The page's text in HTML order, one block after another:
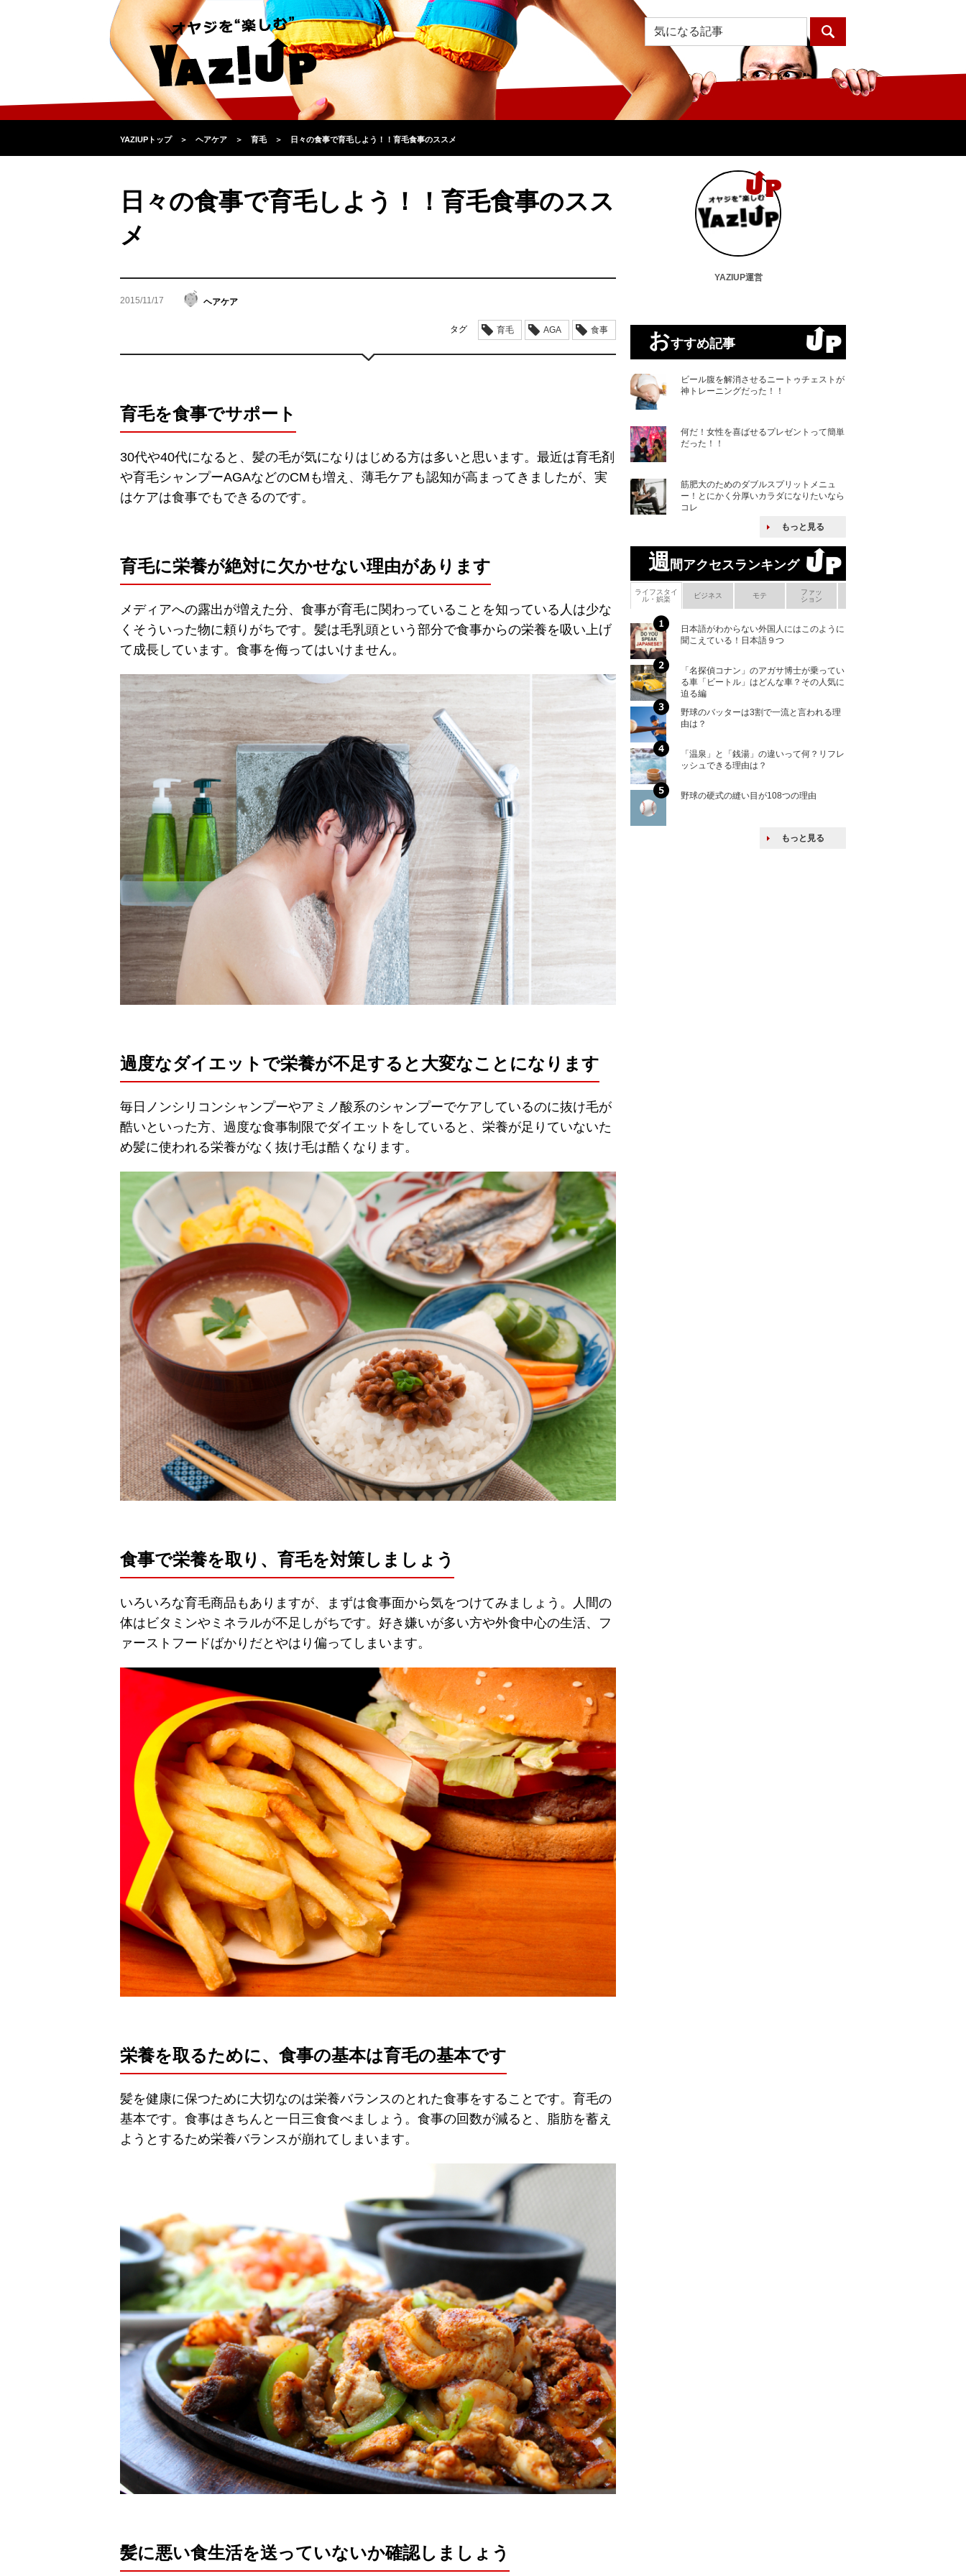
YAZIUPトップ ＞ ヘアケア ＞ 育毛 ＞ 日々の食事で育毛しよう！！育毛食事のススメ
日々の食事で育毛しよう！！育毛食事のスス
メ
2015/11/17 ヘアケア
タグ 育毛 AGA 食事
育毛を食事でサポート
30代や40代になると、髪の毛が気になりはじめる方は多いと思います。最近は育毛剤
や育毛シャンプーAGAなどのCMも増え、薄毛ケアも認知が高まってきましたが、実
はケアは食事でもできるのです。
育毛に栄養が絶対に欠かせない理由があります
メディアへの露出が増えた分、食事が育毛に関わっていることを知っている人は少な
くそういった物に頼りがちです。髪は毛乳頭という部分で食事からの栄養を吸い上げ
て成長しています。食事を侮ってはいけません。
過度なダイエットで栄養が不足すると大変なことになります
毎日ノンシリコンシャンプーやアミノ酸系のシャンプーでケアしているのに抜け毛が
酷いといった方、過度な食事制限でダイエットをしていると、栄養が足りていないた
め髪に使われる栄養がなく抜け毛は酷くなります。
食事で栄養を取り、育毛を対策しましょう
いろいろな育毛商品もありますが、まずは食事面から気をつけてみましょう。人間の
体はビタミンやミネラルが不足しがちです。好き嫌いが多い方や外食中心の生活、フ
ァーストフードばかりだとやはり偏ってしまいます。
栄養を取るために、食事の基本は育毛の基本です
髪を健康に保つために大切なのは栄養バランスのとれた食事をすることです。育毛の
基本です。食事はきちんと一日三食食べましょう。食事の回数が減ると、脂肪を蓄え
ようとするため栄養バランスが崩れてしまいます。
髪に悪い食生活を送っていないか確認しましょう
YAZIUP運営
おすすめ記事
ビール腹を解消させるニートゥチェストが
神トレーニングだった！！
何だ！女性を喜ばせるプレゼントって簡単
だった！！
筋肥大のためのダブルスプリットメニュ
ー！とにかく分厚いカラダになりたいなら
コレ
もっと見る
週間アクセスランキング
ライフスタイ
ル・娯楽
ビジネス モテ
ファッ
ション
日本語がわからない外国人にはこのように
聞こえている！日本語９つ
「名探偵コナン」のアガサ博士が乗ってい
る車「ビートル」はどんな車？その人気に
迫る編
野球のバッターは3割で一流と言われる理
由は？
「温泉」と「銭湯」の違いって何？リフレ
ッシュできる理由は？
野球の硬式の縫い目が108つの理由
もっと見る